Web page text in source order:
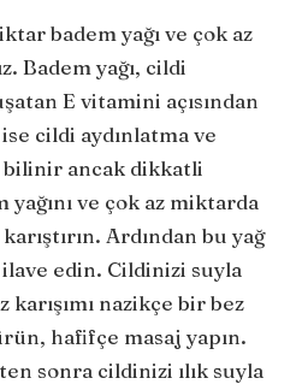
badem yağı ve çok az
Badem yağı, cildi
E vitamini açısından
cildi aydınlatma ve
ancak dikkatli
yağını ve çok az miktarda
Ardından bu yağ
ilave edin. Cildinizi suyla
karışımı nazikçe bir bez
hafifçe masaj yapın.
sonra cildinizi ılık suyla